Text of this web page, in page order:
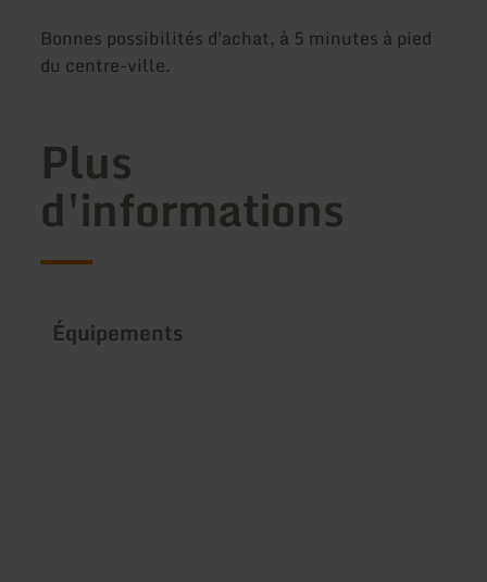
Bonnes possibilités d'achat, à 5 minutes à pied
du centre-ville.
Plus
d'informations
Équipements